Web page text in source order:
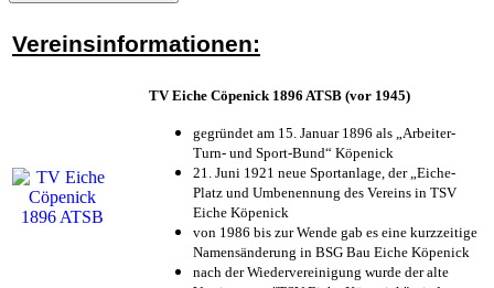
Vereinsinformationen:
TV Eiche Cöpenick 1896 ATSB (vor 1945)
gegründet am 15. Januar 1896 als „Arbeiter-
Turn- und Sport-Bund“ Köpenick
21. Juni 1921 neue Sportanlage, der „Eiche-
Platz und Umbenennung des Vereins in TSV
Eiche Köpenick
von 1986 bis zur Wende gab es eine kurzzeitige
Namensänderung in BSG Bau Eiche Köpenick
nach der Wiedervereinigung wurde der alte